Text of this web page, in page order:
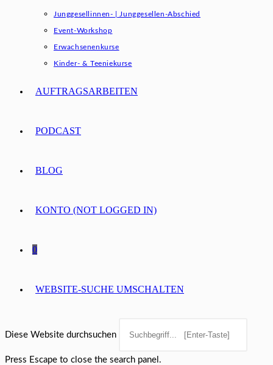
Junggesellinnen- | Junggesellen-Abschied
Event-Workshop
Erwachsenenkurse
Kinder- & Teeniekurse
AUFTRAGSARBEITEN
PODCAST
BLOG
KONTO (NOT LOGGED IN)
0
WEBSITE-SUCHE UMSCHALTEN
Diese Website durchsuchen
Press Escape to close the search panel.